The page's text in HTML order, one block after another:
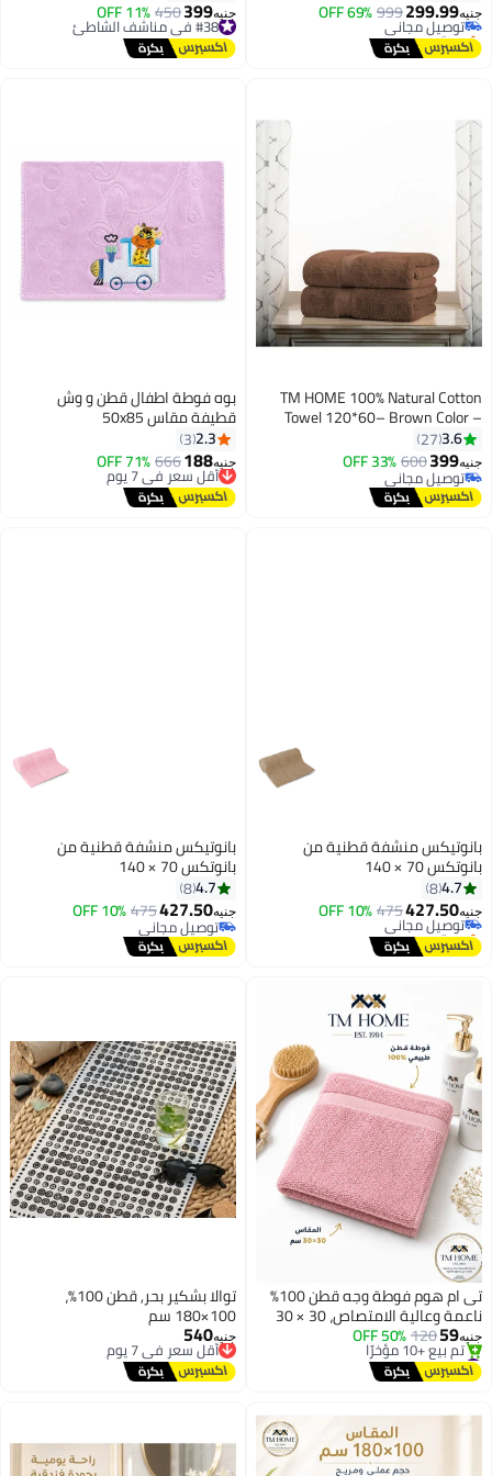
15
Mat Outings Summer Beach
Essentials
جنيه299.99
999
69% OFF توصيل مجاني
بتخلّص بسرعة
تم بيع +20 مؤخرًا
#2 في مناشف الشاطئ
11
جنيه399
450
11% OFF #38 في مناشف الشاطئ
توصيل مجاني
#38 في مناشف الشاطئ
12
TM HOME 100% Natural Cotton
Towel 120*60– Brown Color –
Ultra-Soft, Highly Absorbent &
Hotel-Grade Luxury Quality
3.6
27
جنيه399
600
33% OFF
توصيل مجاني
توصيل مجاني
بوه فوطة اطفال قطن و وش
قطيفة مقاس 50x85
2.3
3
جنيه188
666
71% OFFأقل سعر في 7 يوم
توصيل مجاني
أقل سعر في 7 يوم
10
بانوتيكس منشفة قطنية من
بانوتكس 70 × 140
4.7
8
جنيه427.50
475
10% OFF توصيل مجاني
بتخلّص بسرعة
توصيل مجاني
بانوتيكس منشفة قطنية من
بانوتكس 70 × 140
4.7
8
جنيه427.50
475
10% OFF
توصيل مجاني
توصيل مجاني
تى ام هوم فوطة وجه قطن 100%
ناعمة وعالية الامتصاص، 30 × 30
سم، جودة فندقية للاستخدام
اليومي والضيافة، وردي
جنيه59
120
50% OFF
#1 في مناشف اليد
توصيل مجاني
تم بيع +10 مؤخرًا
توالا بشكير بحر, قطن 100%،
100×180 سم
جنيه540
أقل سعر في 7 يوم
توصيل مجاني
أقل سعر في 7 يوم